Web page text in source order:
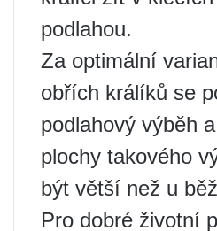
podlahou.
Za optimální
obřích králíků se
podlahový výběh
plochy takového
být větší než u
Pro dobré životní